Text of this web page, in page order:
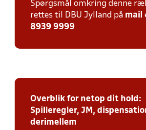
Spørgsmål omkring denne
rettes til DBU Jylland på mail
8939 9999
Overblik for netop dit hold:
Spilleregler, JM,
derimellem